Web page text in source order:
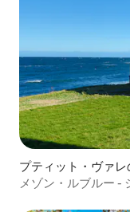
プティット・ヴァ
メゾン・ルブルー -